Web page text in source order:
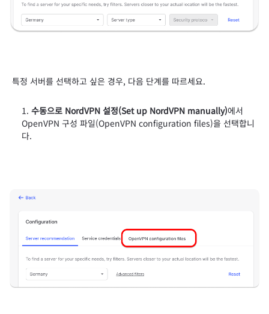
특정 서버를 선택하고 싶은 경우, 다음 단계를 따르세요.
수동으로 NordVPN 설정(Set up NordVPN manually)에서
OpenVPN 구성 파일(OpenVPN configuration files)을 선택합니
다.